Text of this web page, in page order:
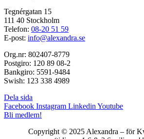
Tegnérgatan 15
111 40 Stockholm
Telefon: 08-20 51 59
E-post: info@alexandra.se
Org.nr: 802407-8779
Postgiro: 120 89 08-2
Bankgiro: 5591-9484
Swish: 123 338 4989
Dela sida
Facebook Instagram Linkedin Youtube
Bli medlem!
Copyright © 2025 Alexandra – för